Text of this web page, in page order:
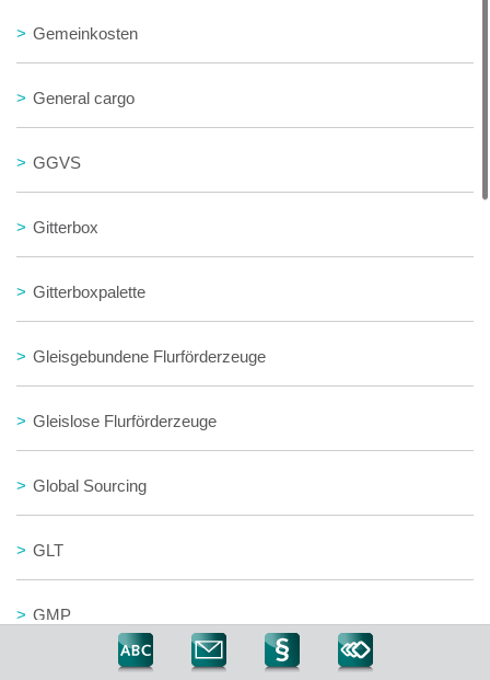
> Gemeinkosten
> General cargo
> GGVS
> Gitterbox
> Gitterboxpalette
> Gleisgebundene Flurförderzeuge
> Gleislose Flurförderzeuge
> Global Sourcing
> GLT
> GMP